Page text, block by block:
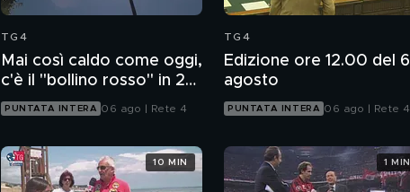
TG4
Mai così caldo come oggi,
c'è il "bollino rosso" in 27
città
PUNTATA INTERA 06 ago | Rete 4
TG4
Edizione ore 12.00 del 6
agosto
PUNTATA INTERA 06 ago | Rete 4
10 MIN 1 MIN